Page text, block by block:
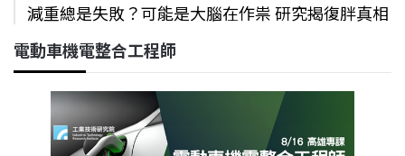
減重總是失敗？可能是大腦在作祟 研究揭復胖真相
電動車機電整合工程師